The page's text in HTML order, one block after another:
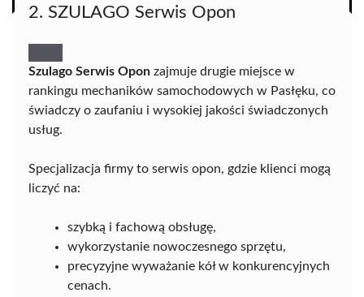
2. SZULAGO Serwis Opon
Szulago Serwis Opon zajmuje drugie miejsce w
rankingu mechaników samochodowych w Pasłęku, co
świadczy o zaufaniu i wysokiej jakości świadczonych
usług.
Specjalizacja firmy to serwis opon, gdzie klienci mogą
liczyć na:
szybką i fachową obsługę,
wykorzystanie nowoczesnego sprzętu,
precyzyjne wyważanie kół w konkurencyjnych
cenach.